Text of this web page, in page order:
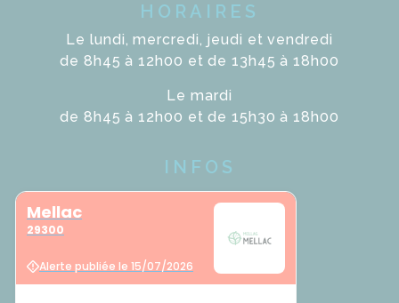
HORAIRES
Le lundi, mercredi, jeudi et vendredi
de 8h45 à 12h00 et de 13h45 à 18h00
Le mardi
de 8h45 à 12h00 et de 15h30 à 18h00
INFOS